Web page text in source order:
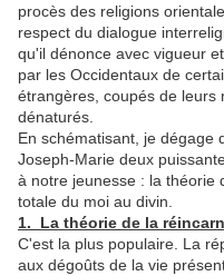
procès des religions
respect du dialogue
qu'il dénonce avec vigueur
par les Occidentaux de
étrangères, coupés de leurs
dénaturés.
En schématisant, je dégage
Joseph-Marie deux
à notre jeunesse : la théorie
totale du moi au divin.
1. La théorie de la
C'est la plus populaire. La
aux dégoûts de la vie